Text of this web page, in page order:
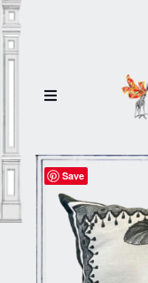
Save